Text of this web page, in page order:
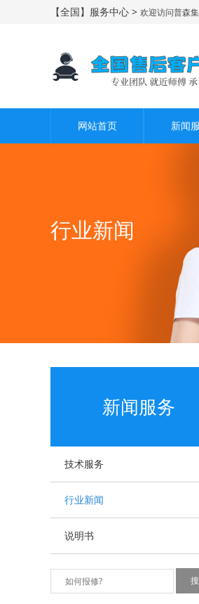
【全国】服务中心 > 欢迎访问普森
网站首页 新闻
行业新闻
新闻服务
技术服务
行业新闻
说明书